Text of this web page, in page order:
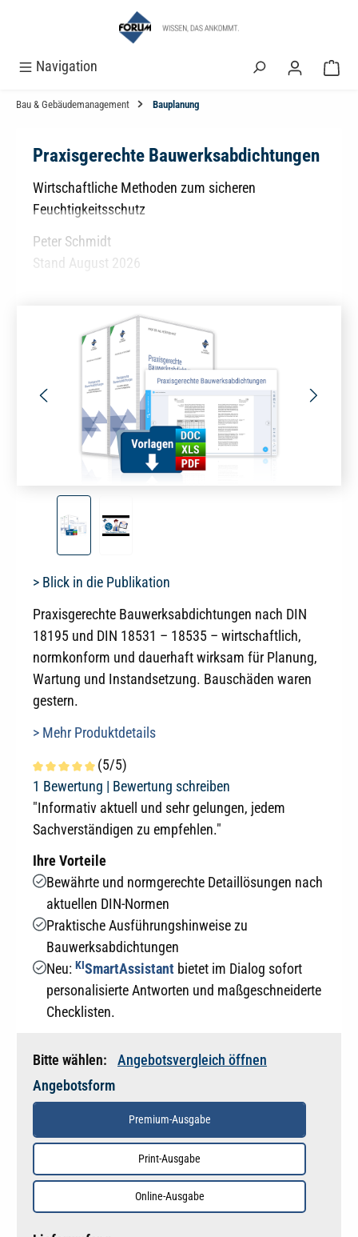
Navigation
Bau & Gebäudemanagement Bauplanung
Praxisgerechte Bauwerksabdichtungen
Wirtschaftliche Methoden zum sicheren
Feuchtigkeitsschutz
Peter Schmidt
Stand August 2026
> Blick in die Publikation
Praxisgerechte Bauwerksabdichtungen nach DIN
18195 und DIN 18531 – 18535 – wirtschaftlich,
normkonform und dauerhaft wirksam für Planung,
Wartung und Instandsetzung. Bauschäden waren
gestern.
> Mehr Produktdetails
Durchschnittliche Bewertung von 5 von 5 Sternen
(5/5)
1 Bewertung | Bewertung schreiben
"Informativ aktuell und sehr gelungen, jedem
Sachverständigen zu empfehlen."
Ihre Vorteile
Bewährte und normgerechte Detaillösungen nach
aktuellen DIN-Normen
Praktische Ausführungshinweise zu
Bauwerksabdichtungen
Neu: KISmartAssistantbietet im Dialog sofort
personalisierte Antworten und maßgeschneiderte
Checklisten.
Bitte wählen:
Angebotsvergleich öffnen
Angebotsform
Premium-Ausgabe
Print-Ausgabe
Online-Ausgabe